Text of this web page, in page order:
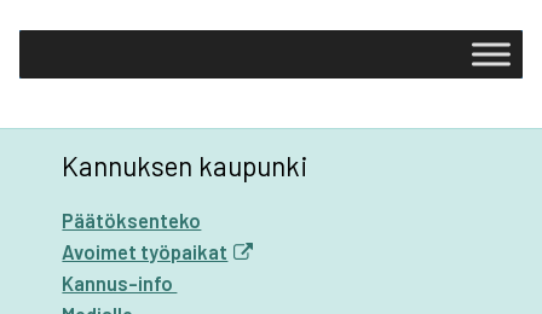
Kannuksen kaupunki
Päätöksenteko
Avoimet työpaikat
Kannus-info